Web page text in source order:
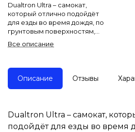
Dualtron Ultra – самокат,
который отлично подойдёт
для езды во время дождя, по
грунтовым поверхностям,
модели позволят забираться
на довольно крутые склоны,
с бордюров и съезжать со
ступенек, не задевая
бортиками об деку.
Все описание
Описание Отзывы
Dualtron Ultra – самокат,
подойдёт для езды во время